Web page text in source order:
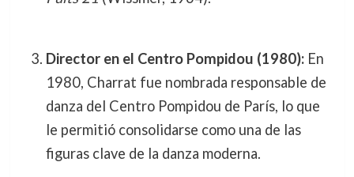
Director en el Centro Pompidou (1980):En
1980, Charrat fue nombrada responsable de
danza del Centro Pompidou de París, lo que
le permitió consolidarse como una de las
figuras clave de la danza moderna.